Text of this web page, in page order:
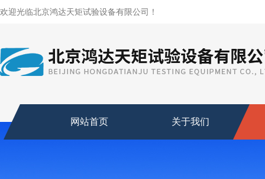
欢迎光临北京鸿达天矩试验设备有限公司！
网站首页 关于我们